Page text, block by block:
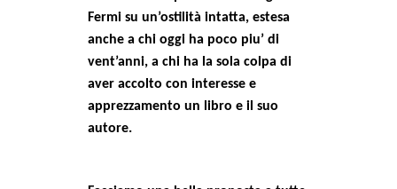
Fermi su un’ostilità intatta, estesa
anche a chi oggi ha poco piu’ di
vent’anni, a chi ha la sola colpa di
aver accolto con interesse e
apprezzamento un libro e il suo
autore.